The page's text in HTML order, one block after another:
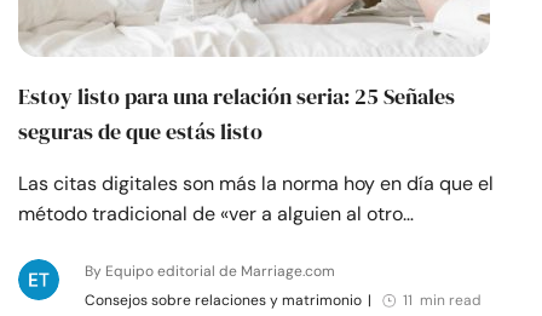
Estoy listo para una relación seria: 25 Señales
seguras de que estás listo
Las citas digitales son más la norma hoy en día que el
método tradicional de «ver a alguien al otro…
By Equipo editorial de Marriage.com
Consejos sobre relaciones y matrimonio | 11 min read